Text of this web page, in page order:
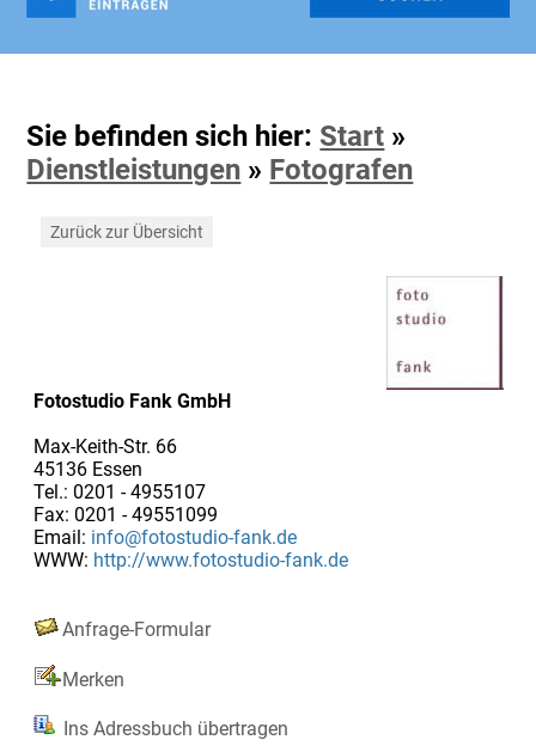
Sie befinden sich hier: Start »
Dienstleistungen » Fotografen
Zurück zur Übersicht
Fotostudio Fank GmbH
Max-Keith-Str. 66
45136 Essen
Tel.: 0201 - 4955107
Fax: 0201 - 49551099
Email: info@fotostudio-fank.de
WWW: http://www.fotostudio-fank.de
Anfrage-Formular
Merken
Ins Adressbuch übertragen